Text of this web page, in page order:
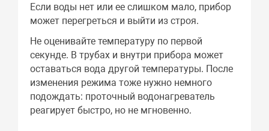
Если воды нет или ее слишком мало, прибор
может перегреться и выйти из строя.
Не оценивайте температуру по первой
секунде. В трубах и внутри прибора может
оставаться вода другой температуры. После
изменения режима тоже нужно немного
подождать: проточный водонагреватель
реагирует быстро, но не мгновенно.